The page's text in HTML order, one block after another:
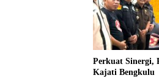
Perkuat Sinergi,
Kajati Bengkulu